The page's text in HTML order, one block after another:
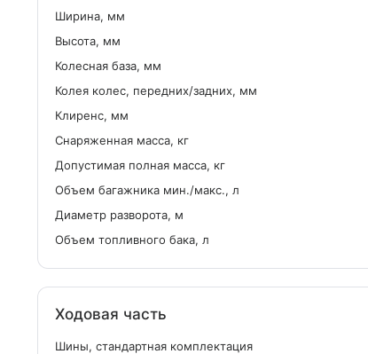
Ширина, мм
Высота, мм
Колесная база, мм
Колея колес, передних/задних, мм
Клиренс, мм
Снаряженная масса, кг
Допустимая полная масса, кг
Объем багажника мин./макс., л
Диаметр разворота, м
Объем топливного бака, л
Ходовая часть
Шины, стандартная комплектация